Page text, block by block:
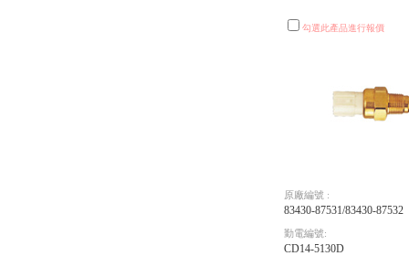
勾選此產品進行報價
原廠編號 :
83430-87531/83430-87532
勤電編號:
CD14-5130D